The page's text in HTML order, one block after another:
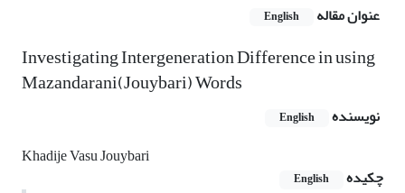
عنوان مقاله English
Investigating Intergeneration Difference in using
Mazandarani(Jouybari) Words
نویسنده English
Khadije Vasu Jouybari
چکیده
English